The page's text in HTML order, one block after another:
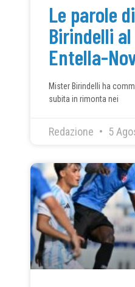
Le parole
Birindelli
Entella-
Mister Birindelli ha
subita in rimonta nei
Redazione 5